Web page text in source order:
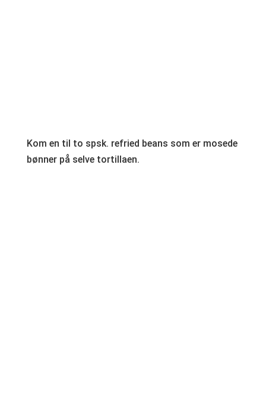
Kom en til to spsk. refried beans som er mosede
bønner på selve tortillaen.